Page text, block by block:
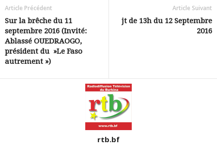
Article Précédent
Sur la brêche du 11
septembre 2016 (Invité:
Ablassé OUEDRAOGO,
président du »Le Faso
autrement »)
Article Suivant
jt de 13h du 12 Septembre
2016
rtb.bf